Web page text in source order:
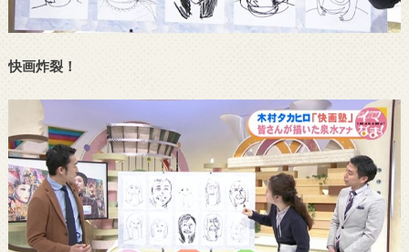
快画炸裂！